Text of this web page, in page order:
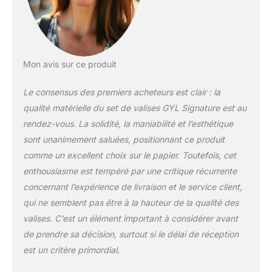
d’affaires.
CONSTRUCTION
légèreté et résistance
exceptionnelle aux
chocs. Leur coque
rigide protège
efficacement contre
les rayures et les
manipulations
brutales, tout en
offrant un style
VOYAGE SÉCURISÉ :
Équipées d’une
Mon avis sur ce produit
Le consensus des premiers acheteurs est clair : la
qualité matérielle du set de valises GYL Signature est au
rendez-vous. La solidité, la maniabilité et l’esthétique
sont unanimement saluées, positionnant ce produit
comme un excellent choix sur le papier. Toutefois, cet
enthousiasme est tempéré par une critique récurrente
concernant l’expérience de livraison et le service client,
qui ne semblent pas être à la hauteur de la qualité des
valises. C’est un élément important à considérer avant
de prendre sa décision, surtout si le délai de réception
est un critère primordial.